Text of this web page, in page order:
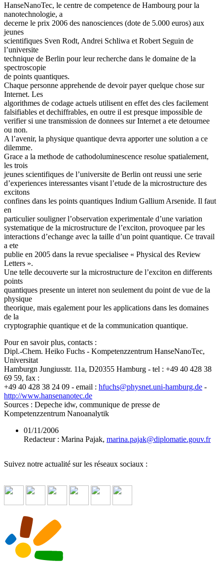
HanseNanoTec, le centre de competence de Hambourg pour la
nanotechnologie, a
decerne le prix 2006 des nanosciences (dote de 5.000 euros) aux
jeunes
scientifiques Sven Rodt, Andrei Schliwa et Robert Seguin de
l’universite
technique de Berlin pour leur recherche dans le domaine de la
spectroscopie
de points quantiques.
Chaque personne apprehende de devoir payer quelque chose sur
Internet. Les
algorithmes de codage actuels utilisent en effet des cles facilement
falsifiables et dechiffrables, en outre il est presque impossible de
verifier si une transmission de donnees sur Internet a ete detournee
ou non.
A l’avenir, la physique quantique devra apporter une solution a ce
dilemme.
Grace a la methode de cathodoluminescence resolue spatialement,
les trois
jeunes scientifiques de l’universite de Berlin ont reussi une serie
d’experiences interessantes visant l’etude de la microstructure des
excitons
confines dans les points quantiques Indium Gallium Arsenide. Il faut
en
particulier souligner l’observation experimentale d’une variation
systematique de la microstructure de l’exciton, provoquee par les
interactions d’echange avec la taille d’un point quantique. Ce travail
a ete
publie en 2005 dans la revue specialisee « Physical des Review
Letters ».
Une telle decouverte sur la microstructure de l’exciton en differents
points
quantiques presente un interet non seulement du point de vue de la
physique
theorique, mais egalement pour les applications dans les domaines
de la
cryptographie quantique et de la communication quantique.
Pour en savoir plus, contacts :
Dipl.-Chem. Heiko Fuchs - Kompetenzzentrum HanseNanoTec,
Universitat
Hamburgn Jungiusstr. 11a, D20355 Hamburg - tel : +49 40 428 38
69 59, fax :
+49 40 428 38 24 09 - email : hfuchs@physnet.uni-hamburg.de -
http://www.hansenanotec.de
Sources : Depeche idw, communique de presse de
Kompetenzzentrum Nanoanalytik
01/11/2006
Redacteur : Marina Pajak, marina.pajak@diplomatie.gouv.fr
Suivez notre actualité sur les réseaux sociaux :